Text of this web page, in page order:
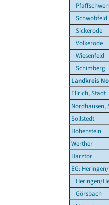
Schwobfeld
Sickerode
Volkerode
Wiesenfeld
Schimberg
Landkreis
Ellrich, Stadt
Nordhausen,
Sollstedt
Hohenstein
Werther
Harztor
EG:
Heringen/
Görsbach